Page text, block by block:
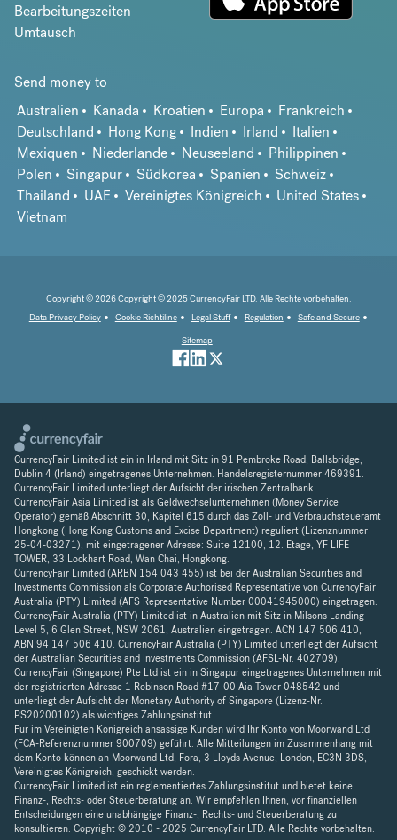
Bearbeitungszeiten
Umtausch
Send money to
Australien
Kanada Kroatien Europa
Frankreich
Deutschland
Hong Kong Indien Irland
Italien
Mexiquen
Niederlande Neuseeland
Philippinen
Polen
Singapur Südkorea Spanien
Schweiz
Thailand
UAE Vereinigtes Königreich
United States
Vietnam
Copyright © 2026 Copyright © 2025 CurrencyFair LTD. Alle Rechte vorbehalten.
Data Privacy Policy
Cookie Richtiline Legal Stuff Regulation
Safe and Secure
Sitemap
CurrencyFair Limited ist ein in Irland mit Sitz in 91 Pembroke Road, Ballsbridge,
Dublin 4 (Irland) eingetragenes Unternehmen. Handelsregisternummer 469391.
CurrencyFair Limited unterliegt der Aufsicht der irischen Zentralbank.
CurrencyFair Asia Limited ist als Geldwechselunternehmen (Money Service
Operator) gemäß Abschnitt 30, Kapitel 615 durch das Zoll- und Verbrauchsteueramt
Hongkong (Hong Kong Customs and Excise Department) reguliert (Lizenznummer
25-04-03271), mit eingetragener Adresse: Suite 12100, 12. Etage, YF LIFE
TOWER, 33 Lockhart Road, Wan Chai, Hongkong.
CurrencyFair Limited (ARBN 154 043 455) ist bei der Australian Securities and
Investments Commission als Corporate Authorised Representative von CurrencyFair
Australia (PTY) Limited (AFS Representative Number 00041945000) eingetragen.
CurrencyFair Australia (PTY) Limited ist in Australien mit Sitz in Milsons Landing
Level 5, 6 Glen Street, NSW 2061, Australien eingetragen. ACN 147 506 410,
ABN 94 147 506 410. CurrencyFair Australia (PTY) Limited unterliegt der Aufsicht
der Australian Securities and Investments Commission (AFSL-Nr. 402709).
CurrencyFair (Singapore) Pte Ltd ist ein in Singapur eingetragenes Unternehmen mit
der registrierten Adresse 1 Robinson Road #17-00 Aia Tower 048542 und
unterliegt der Aufsicht der Monetary Authority of Singapore (Lizenz-Nr.
PS20200102) als wichtiges Zahlungsinstitut.
Für im Vereinigten Königreich ansässige Kunden wird Ihr Konto von Moorwand Ltd
(FCA-Referenznummer 900709) geführt. Alle Mitteilungen im Zusammenhang mit
dem Konto können an Moorwand Ltd, Fora, 3 Lloyds Avenue, London, EC3N 3DS,
Vereinigtes Königreich, geschickt werden.
CurrencyFair Limited ist ein reglementiertes Zahlungsinstitut und bietet keine
Finanz-, Rechts- oder Steuerberatung an. Wir empfehlen Ihnen, vor finanziellen
Entscheidungen eine unabhängige Finanz-, Rechts- und Steuerberatung zu
konsultieren. Copyright © 2010 - 2025 CurrencyFair LTD. Alle Rechte vorbehalten.